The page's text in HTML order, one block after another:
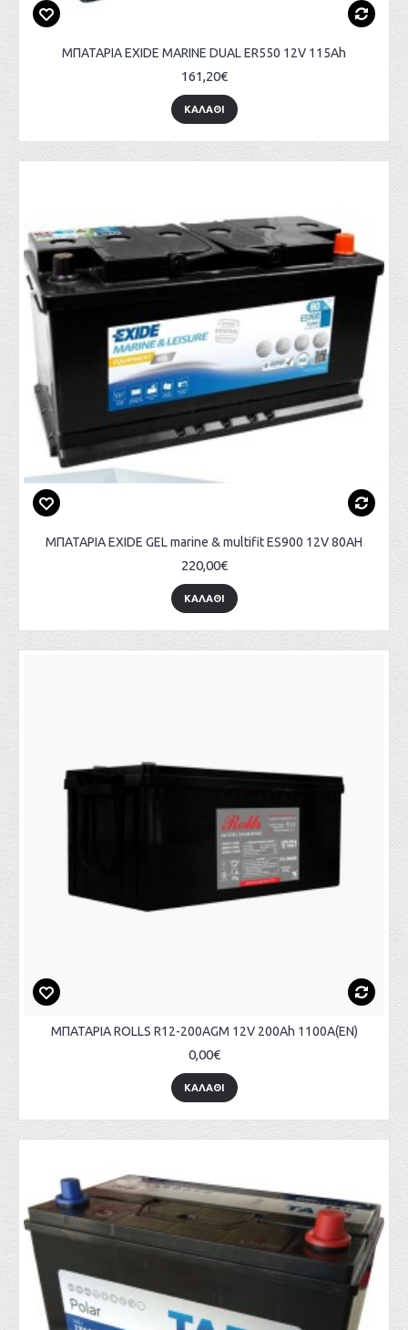
ΜΠΑΤΑΡΙΑ EXIDE MARINE DUAL ER550 12V 115Ah
161,20€
ΚΑΛΑΘΙ
ΜΠΑΤΑΡΙΑ EXIDE GEL marine & multifit ES900 12V 80AH
220,00€
ΚΑΛΑΘΙ
ΜΠΑΤΑΡΙΑ ROLLS R12-200AGM 12V 200Ah 1100A(EN)
0,00€
ΚΑΛΑΘΙ